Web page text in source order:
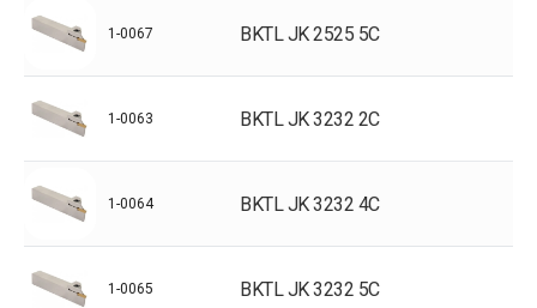
1-0067 BKTL JK 2525 5C
1-0063 BKTL JK 3232 2C
1-0064 BKTL JK 3232 4C
1-0065 BKTL JK 3232 5C